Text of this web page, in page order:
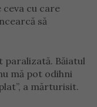
cu care
să
paralizată. Băiatul
mă pot odihni
a mărturisit.